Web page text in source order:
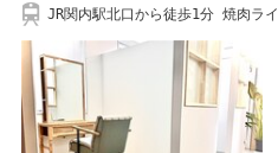
JR関内駅北口から徒歩1分 焼肉ラ